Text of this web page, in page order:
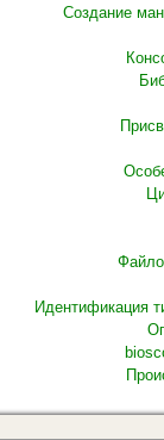
Создание
Идентификация